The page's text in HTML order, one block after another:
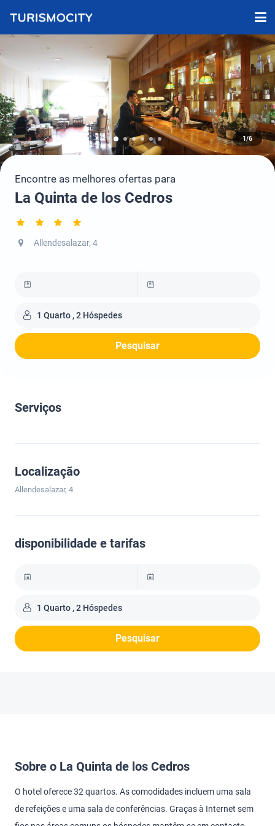
1/6
Encontre as melhores ofertas para
La Quinta de los Cedros
Allendesalazar, 4
1 Quarto , 2 Hóspedes
Pesquisar
Serviços
Localização
Allendesalazar, 4
disponibilidade e tarifas
1 Quarto , 2 Hóspedes
Pesquisar
Sobre o La Quinta de los Cedros
O hotel oferece 32 quartos. As comodidades incluem uma sala
de refeições e uma sala de conferências. Graças à Internet sem